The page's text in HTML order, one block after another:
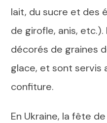
lait, du sucre et des
de girofle, anis,
décorés de graines
glace, et sont servis
confiture.
En Ukraine, la fête